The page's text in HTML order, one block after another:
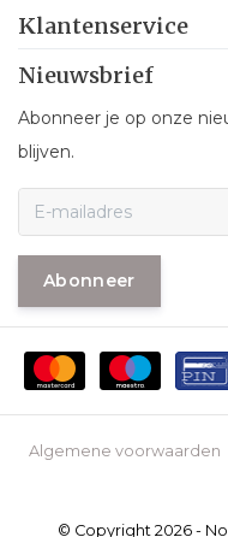
Klantenservice
Nieuwsbrief
Abonneer je op onze
blijven.
Abonneer
Algemene voorwaarden
© Copyright 2026 -